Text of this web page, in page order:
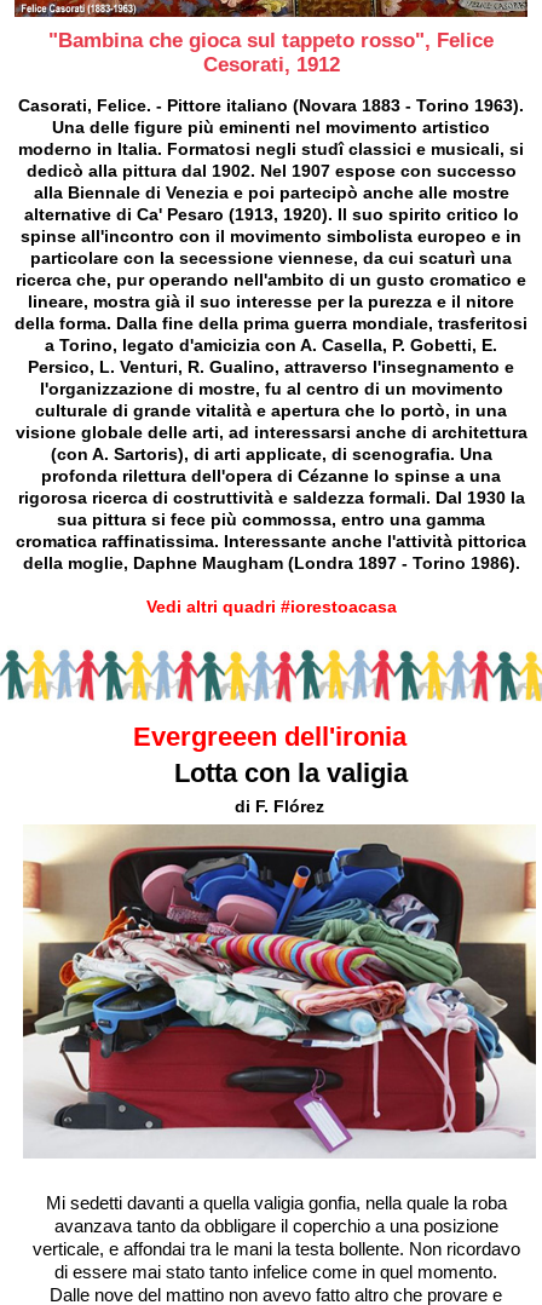
"Bambina che gioca sul tappeto rosso", Felice
Cesorati, 1912
Casorati, Felice. - Pittore italiano (Novara 1883 - Torino 1963).
Una delle figure più eminenti nel movimento artistico
moderno in Italia. Formatosi negli studî classici e musicali, si
dedicò alla pittura dal 1902. Nel 1907 espose con successo
alla Biennale di Venezia e poi partecipò anche alle mostre
alternative di Ca' Pesaro (1913, 1920). Il suo spirito critico lo
spinse all'incontro con il movimento simbolista europeo e in
particolare con la secessione viennese, da cui scaturì una
ricerca che, pur operando nell'ambito di un gusto cromatico e
lineare, mostra già il suo interesse per la purezza e il nitore
della forma. Dalla fine della prima guerra mondiale, trasferitosi
a Torino, legato d'amicizia con A. Casella, P. Gobetti, E.
Persico, L. Venturi, R. Gualino, attraverso l'insegnamento e
l'organizzazione di mostre, fu al centro di un movimento
culturale di grande vitalità e apertura che lo portò, in una
visione globale delle arti, ad interessarsi anche di architettura
(con A. Sartoris), di arti applicate, di scenografia. Una
profonda rilettura dell'opera di Cézanne lo spinse a una
rigorosa ricerca di costruttività e saldezza formali. Dal 1930 la
sua pittura si fece più commossa, entro una gamma
cromatica raffinatissima. Interessante anche l'attività pittorica
della moglie, Daphne Maugham (Londra 1897 - Torino 1986).
Vedi altri quadri #iorestoacasa
Evergreeen dell'ironia
Lotta con la valigia
di F. Flórez
Mi sedetti davanti a quella valigia gonfia, nella quale la roba
avanzava tanto da obbligare il coperchio a una posizione
verticale, e affondai tra le mani la testa bollente. Non ricordavo
di essere mai stato tanto infelice come in quel momento.
Dalle nove del mattino non avevo fatto altro che provare e